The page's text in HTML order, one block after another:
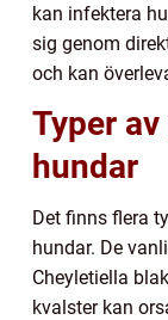
kan infektera
sig genom
och kan
Typer
hundar
Det finns flera
hundar. De
Cheyletiella
kvalster kan